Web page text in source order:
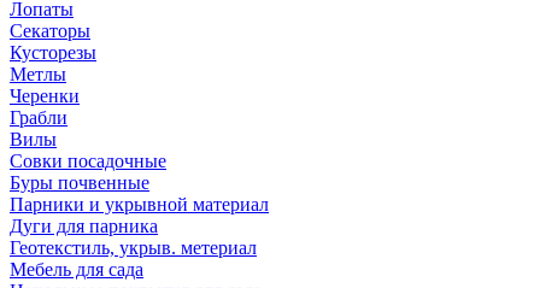
Лопаты
Секаторы
Кусторезы
Метлы
Черенки
Грабли
Вилы
Совки посадочные
Буры почвенные
Парники и укрывной материал
Дуги для парника
Геотекстиль, укрыв. метериал
Мебель для сада